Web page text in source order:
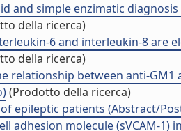
and simple enzimatic
della ricerca)
6 and interleukin-8 are
della ricerca)
relationship between anti-
(Prodotto della ricerca)
epileptic patients (Abstract/
adhesion molecule (sVCAM-